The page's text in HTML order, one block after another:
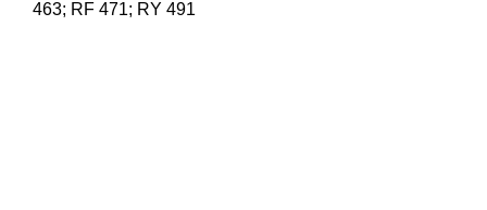
463; RF 471; RY 491